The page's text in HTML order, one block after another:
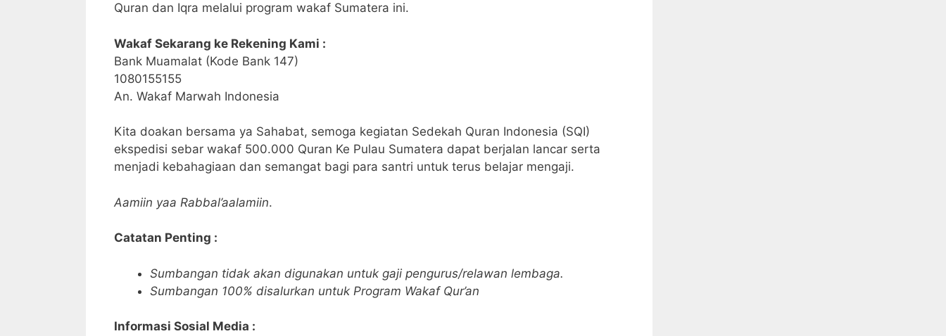
Quran dan Iqra melalui program wakaf Sumatera ini.
Wakaf Sekarang ke Rekening Kami :
Bank Muamalat (Kode Bank 147)
1080155155
An. Wakaf Marwah Indonesia
Kita doakan bersama ya Sahabat, semoga kegiatan Sedekah Quran Indonesia (SQI)
ekspedisi sebar wakaf 500.000 Quran Ke Pulau Sumatera dapat berjalan lancar serta
menjadi kebahagiaan dan semangat bagi para santri untuk terus belajar mengaji.
Aamiin yaa Rabbal’aalamiin.
Catatan Penting :
Sumbangan tidak akan digunakan untuk gaji pengurus/relawan lembaga.
Sumbangan 100% disalurkan untuk Program Wakaf Qur’an
Informasi Sosial Media :